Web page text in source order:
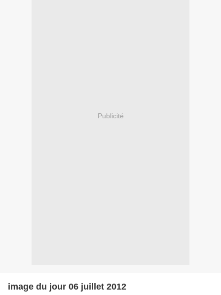
Publicité
image du jour 06 juillet 2012